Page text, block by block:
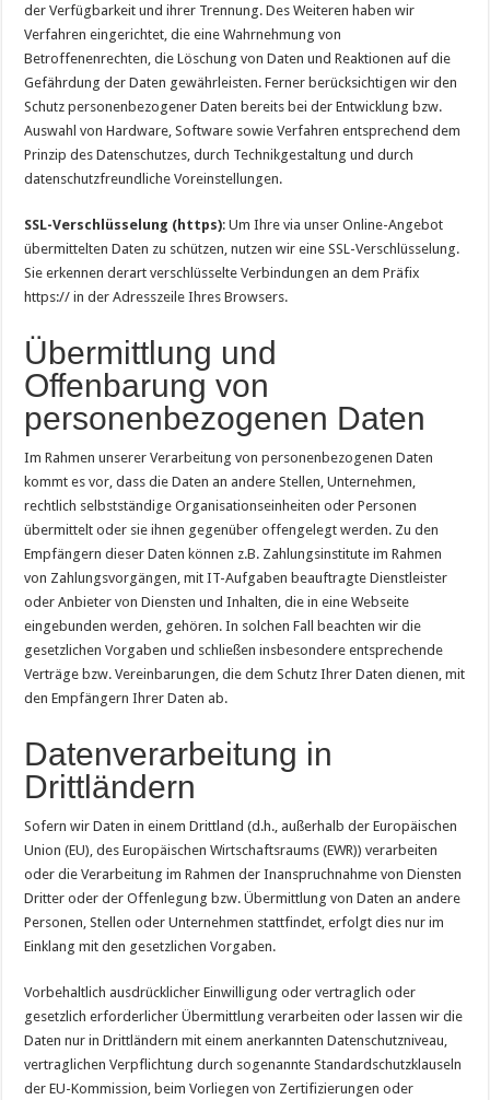
der Verfügbarkeit und ihrer Trennung. Des Weiteren haben wir
Verfahren eingerichtet, die eine Wahrnehmung von
Betroffenenrechten, die Löschung von Daten und Reaktionen auf die
Gefährdung der Daten gewährleisten. Ferner berücksichtigen wir den
Schutz personenbezogener Daten bereits bei der Entwicklung bzw.
Auswahl von Hardware, Software sowie Verfahren entsprechend dem
Prinzip des Datenschutzes, durch Technikgestaltung und durch
datenschutzfreundliche Voreinstellungen.
SSL-Verschlüsselung (https): Um Ihre via unser Online-Angebot
übermittelten Daten zu schützen, nutzen wir eine SSL-Verschlüsselung.
Sie erkennen derart verschlüsselte Verbindungen an dem Präfix
https:// in der Adresszeile Ihres Browsers.
Übermittlung und
Offenbarung von
personenbezogenen Daten
Im Rahmen unserer Verarbeitung von personenbezogenen Daten
kommt es vor, dass die Daten an andere Stellen, Unternehmen,
rechtlich selbstständige Organisationseinheiten oder Personen
übermittelt oder sie ihnen gegenüber offengelegt werden. Zu den
Empfängern dieser Daten können z.B. Zahlungsinstitute im Rahmen
von Zahlungsvorgängen, mit IT-Aufgaben beauftragte Dienstleister
oder Anbieter von Diensten und Inhalten, die in eine Webseite
eingebunden werden, gehören. In solchen Fall beachten wir die
gesetzlichen Vorgaben und schließen insbesondere entsprechende
Verträge bzw. Vereinbarungen, die dem Schutz Ihrer Daten dienen, mit
den Empfängern Ihrer Daten ab.
Datenverarbeitung in
Drittländern
Sofern wir Daten in einem Drittland (d.h., außerhalb der Europäischen
Union (EU), des Europäischen Wirtschaftsraums (EWR)) verarbeiten
oder die Verarbeitung im Rahmen der Inanspruchnahme von Diensten
Dritter oder der Offenlegung bzw. Übermittlung von Daten an andere
Personen, Stellen oder Unternehmen stattfindet, erfolgt dies nur im
Einklang mit den gesetzlichen Vorgaben.
Vorbehaltlich ausdrücklicher Einwilligung oder vertraglich oder
gesetzlich erforderlicher Übermittlung verarbeiten oder lassen wir die
Daten nur in Drittländern mit einem anerkannten Datenschutzniveau,
vertraglichen Verpflichtung durch sogenannte Standardschutzklauseln
der EU-Kommission, beim Vorliegen von Zertifizierungen oder